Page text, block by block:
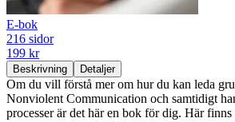
E-bok
216 sidor
199 kr
Beskrivning Detaljer
Om du vill förstå mer om hur du kan leda
Nonviolent Communication och samtidigt
processer är det här en bok för dig. Här